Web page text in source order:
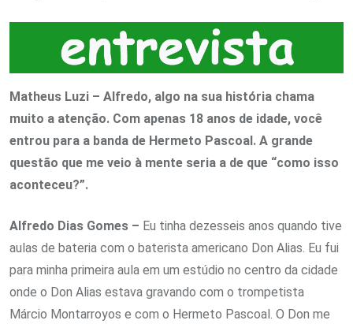
Matheus Luzi – Alfredo, algo na sua história chama
muito a atenção. Com apenas 18 anos de idade, você
entrou para a banda de Hermeto Pascoal. A grande
questão que me veio à mente seria a de que “como isso
aconteceu?”.
Alfredo Dias Gomes – Eu tinha dezesseis anos quando tive
aulas de bateria com o baterista americano Don Alias. Eu fui
para minha primeira aula em um estúdio no centro da cidade
onde o Don Alias estava gravando com o trompetista
Márcio Montarroyos e com o Hermeto Pascoal. O Don me